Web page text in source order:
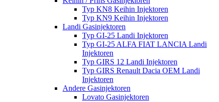
Typ KN8 Keihin Injektoren
Typ KN9 Keihin Injektoren
Landi Gasinjektoren
Typ GI-25 Landi Injektoren
Typ GI-25 ALFA FIAT LANCIA Landi
Injektoren
Typ GIRS 12 Landi Injektoren
Typ GIRS Renault Dacia OEM Landi
Injektoren
Andere Gasinjektoren
Lovato Gasinjektoren